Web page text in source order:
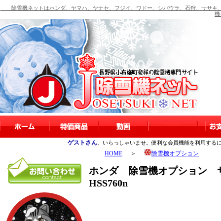
除雪機ネットはホンダ、ヤマハ、ヤナセ、フジイ、ワドー、シバウラ、石狩、ササキ
機
ゲストさん 、いらっしゃいませ。便利な会員機能を利用する
HOME ＞ 除雪機オプション
ホンダ 除雪機オプション
HSS760n